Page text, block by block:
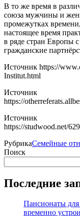
В то же время в
союза мужчины и
промежутках
настоящее время
в ряде стран Европы
гражданские
Источник https://
Institut.html
Источник
https://
Источник
https://studwood.net/
РубрикаСемейные
Поиск
Последние
Пансионаты
временно